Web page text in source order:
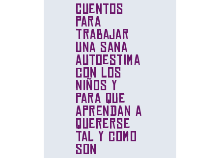
Cuentos
para
trabajar
una sana
autoestima
con los
niños y
para que
aprendan a
quererse
tal y como
son